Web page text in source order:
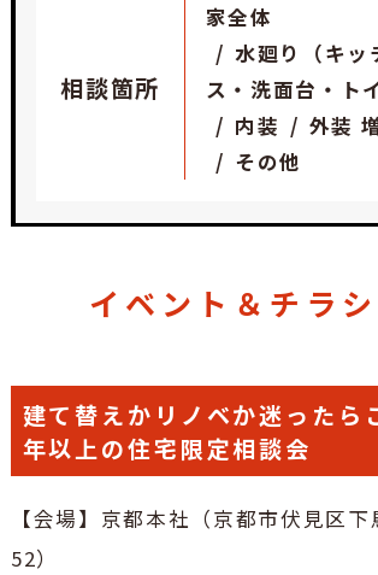
相談箇所
家全体
水廻り（キッ
ス・洗面台・ト
内装
外装
その他
イベント＆チラ
建て替えかリノベか迷ったら
年以上の住宅限定相談会
【会場】京都本社（京都市伏見区
52）